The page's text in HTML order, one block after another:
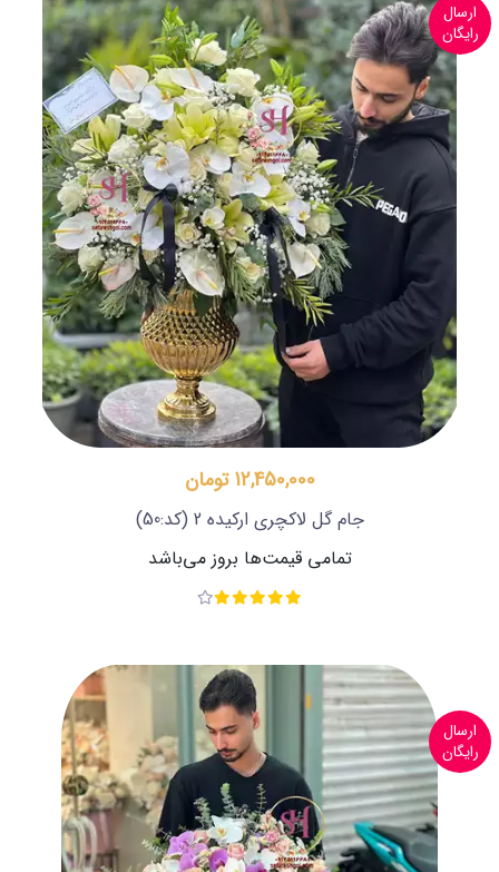
ارسال
رایگان
12,450,000 تومان
جام گل لاکچری ارکیده 2
(کد:50)
تمامی قیمت‌ها بروز می‌باشد
ارسال
رایگان